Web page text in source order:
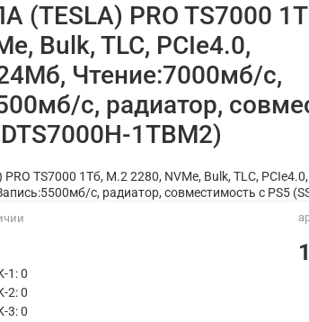
(TESLA) PRO TS7000
Bulk, TLC, PCIe4.0,
Чтение:7000мб/с,
с, радиатор,
1TBM2)
1: 0
2: 0
3: 0
TS7000 1Тб, M.2 2280, NVMe, Bulk, TLC,
с, радиатор, совместимость с PS5